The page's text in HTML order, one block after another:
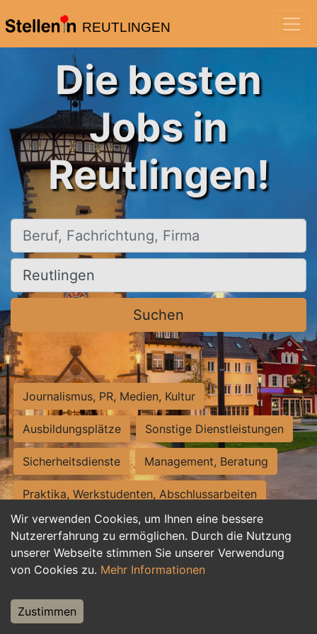
REUTLINGEN
Wir verwenden Cookies, um Ihnen eine bessere
Nutzererfahrung zu ermöglichen. Durch die Nutzung
unserer Webseite stimmen Sie unserer Verwendung
von Cookies zu. Mehr Informationen
Zustimmen
Die besten
Jobs in
Reutlingen!
Beruf, Fachrichtung, Firma
Ort, Stadt
Suchen
Journalismus, PR, Medien, Kultur
Ausbildungsplätze Sonstige Dienstleistungen
Sicherheitsdienste Management, Beratung
Praktika, Werkstudenten, Abschlussarbeiten
Personalwesen Assistenz, Sekretariat
Hilfskräfte, Aushilfs- und Nebenjobs
Weiterbildung, Studium, duale Ausbildung